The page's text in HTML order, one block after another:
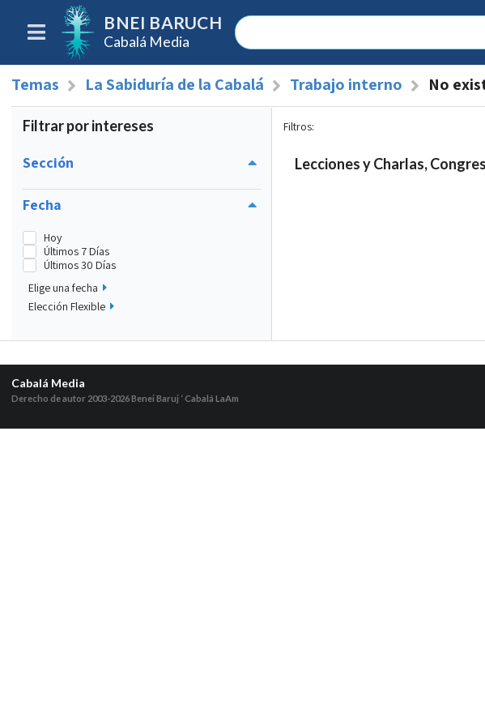
BNEI BARUCH
Cabalá Media
Temas La Sabiduría de la Cabalá Trabajo interno No
Filtrar por intereses
Sección
Fecha
Hoy
Últimos 7 Días
Últimos 30 Días
Elige una fecha
Elección Flexible
Filtros:
Lecciones y Charlas,
Cabalá Media
Derecho de autor 2003-2026Benei Baruj ‘ Cabalá LaAm